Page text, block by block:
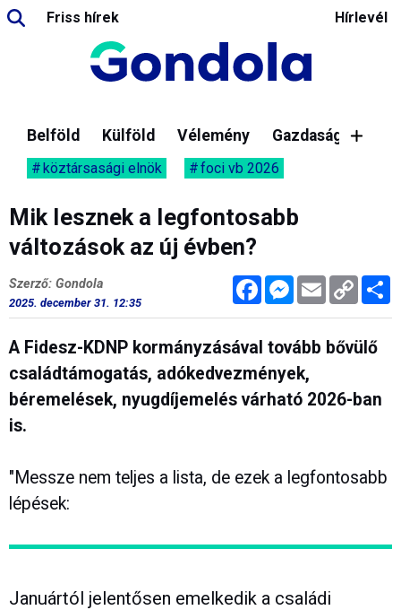
Friss hírek Hírlevél
Belföld Külföld Vélemény Gazdaság
köztársasági elnök foci vb 2026
Mik lesznek a legfontosabb
változások az új évben?
FacebookMessenger
Email Copy
Link
Szerző: Gondola
2025. december 31. 12:35
A Fidesz-KDNP kormányzásával tovább bővülő
családtámogatás, adókedvezmények,
béremelések, nyugdíjemelés várható 2026-ban
is.
"Messze nem teljes a lista, de ezek a legfontosabb
lépések:
Januártól jelentősen emelkedik a családi